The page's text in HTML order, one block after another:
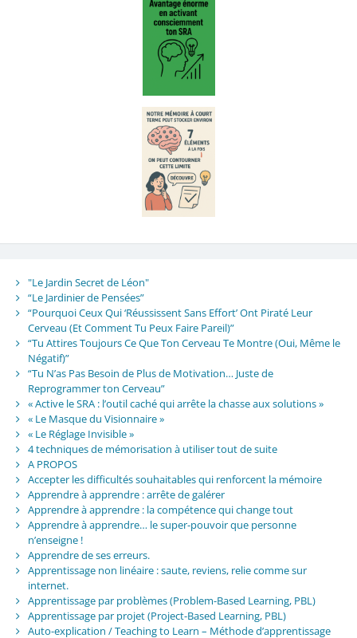
"Le Jardin Secret de Léon"
“Le Jardinier de Pensées”
“Pourquoi Ceux Qui ‘Réussissent Sans Effort’ Ont Piraté Leur
Cerveau (Et Comment Tu Peux Faire Pareil)”
“Tu Attires Toujours Ce Que Ton Cerveau Te Montre (Oui, Même le
Négatif)”
“Tu N’as Pas Besoin de Plus de Motivation… Juste de
Reprogrammer ton Cerveau”
« Active le SRA : l’outil caché qui arrête la chasse aux solutions »
« Le Masque du Visionnaire »
« Le Réglage Invisible »
4 techniques de mémorisation à utiliser tout de suite
A PROPOS
Accepter les difficultés souhaitables qui renforcent la mémoire
Apprendre à apprendre : arrête de galérer
Apprendre à apprendre : la compétence qui change tout
Apprendre à apprendre… le super-pouvoir que personne
n’enseigne !
Apprendre de ses erreurs.
Apprentissage non linéaire : saute, reviens, relie comme sur
internet.
Apprentissage par problèmes (Problem-Based Learning, PBL)
Apprentissage par projet (Project-Based Learning, PBL)
Auto-explication / Teaching to Learn – Méthode d’apprentissage